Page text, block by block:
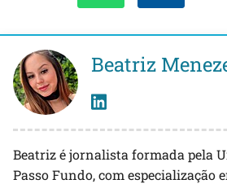
Beatriz
Beatriz é jornalista formada pela
Passo Fundo, com especialização